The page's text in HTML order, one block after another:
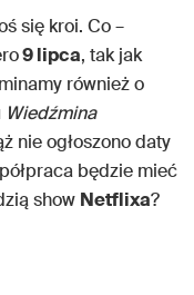
się kroi. Co –
9 lipca, tak jak
również o
Wiedźmina
nie ogłoszono daty
będzie mieć
show Netflixa?